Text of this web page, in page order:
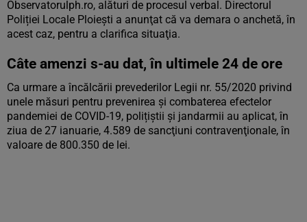
Observatorulph.ro, alături de procesul verbal. Directorul
Poliției Locale Ploiești a anunţat că va demara o anchetă, în
acest caz, pentru a clarifica situaţia.
Câte amenzi s-au dat, în ultimele 24 de ore
Ca urmare a încălcării prevederilor Legii nr. 55/2020 privind
unele măsuri pentru prevenirea și combaterea efectelor
pandemiei de COVID-19, polițiștii și jandarmii au aplicat, în
ziua de 27 ianuarie, 4.589 de sancţiuni contravenţionale, în
valoare de 800.350 de lei.